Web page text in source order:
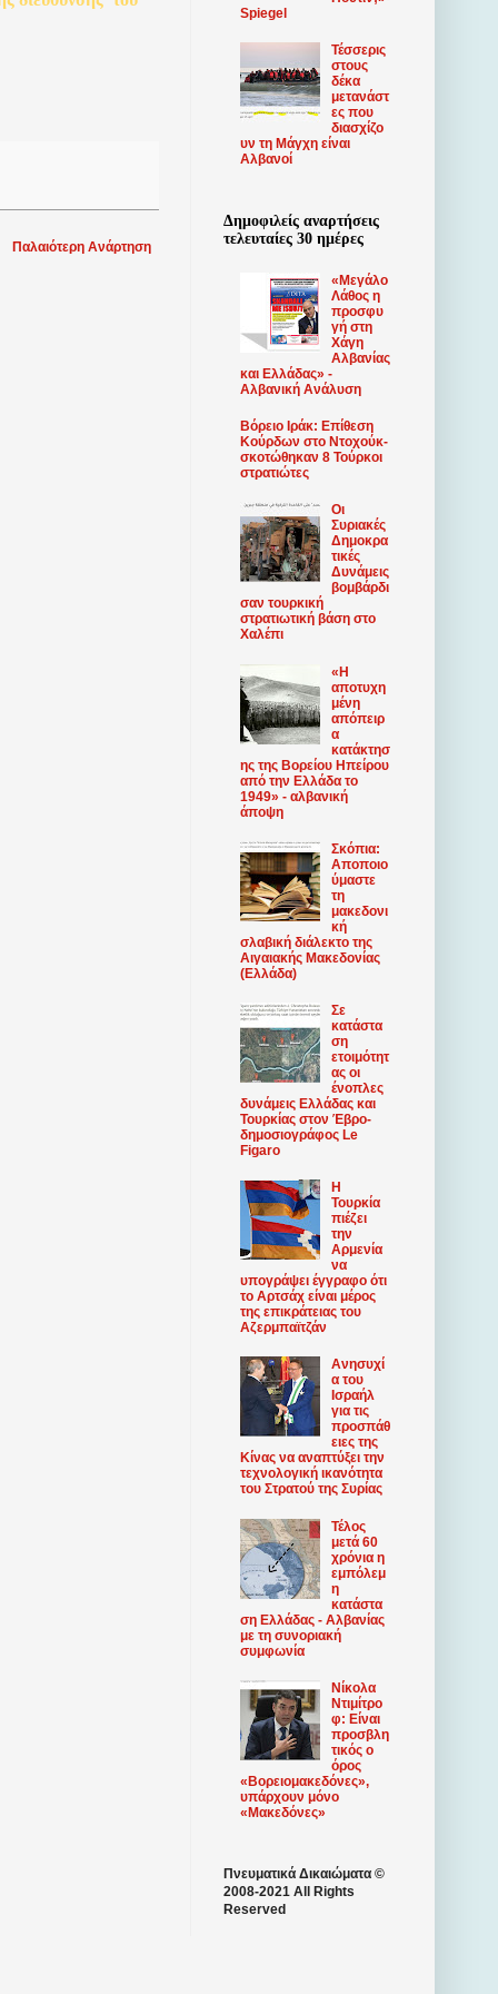
Παλαιότερη Ανάρτηση
Spiegel
Τέσσερις
στους
δέκα
μετανάστ
ες που
διασχίζο
υν τη Μάγχη είναι
Αλβανοί
Δημοφιλείς αναρτήσεις
τελευταίες 30 ημέρες
«Μεγάλο
Λάθος η
προσφυ
γή στη
Χάγη
Αλβανίας
και Ελλάδας» -
Αλβανική Ανάλυση
Βόρειο Ιράκ: Επίθεση
Κούρδων στο Ντοχούκ-
σκοτώθηκαν 8 Τούρκοι
στρατιώτες
Οι
Συριακές
Δημοκρα
τικές
Δυνάμεις
βομβάρδι
σαν τουρκική
στρατιωτική βάση στο
Χαλέπι
«Η
αποτυχη
μένη
απόπειρ
α
κατάκτησ
ης της Βορείου Ηπείρου
από την Ελλάδα το
1949» - αλβανική
άποψη
Σκόπια:
Αποποιο
ύμαστε
τη
μακεδονι
κή
σλαβική διάλεκτο της
Αιγαιακής Μακεδονίας
(Ελλάδα)
Σε
κατάστα
ση
ετοιμότητ
ας οι
ένοπλες
δυνάμεις Ελλάδας και
Τουρκίας στον Έβρο-
δημοσιογράφος Le
Figaro
Η
Τουρκία
πιέζει
την
Αρμενία
να
υπογράψει έγγραφο ότι
το Αρτσάχ είναι μέρος
της επικράτειας του
Αζερμπαϊτζάν
Ανησυχί
α του
Ισραήλ
για τις
προσπάθ
ειες της
Κίνας να αναπτύξει την
τεχνολογική ικανότητα
του Στρατού της Συρίας
Τέλος
μετά 60
χρόνια η
εμπόλεμ
η
κατάστα
ση Ελλάδας - Αλβανίας
με τη συνοριακή
συμφωνία
Νίκολα
Ντιμίτρο
φ: Είναι
προσβλη
τικός ο
όρος
«Βορειομακεδόνες»,
υπάρχουν μόνο
«Μακεδόνες»
Πνευματικά Δικαιώματα ©
2008-2021 All Rights
Reserved